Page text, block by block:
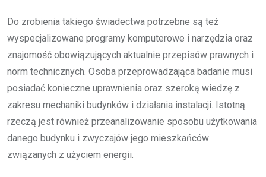
Do zrobienia takiego świadectwa potrzebne są też
wyspecjalizowane programy komputerowe i narzędzia oraz
znajomość obowiązujących aktualnie przepisów prawnych i
norm technicznych. Osoba przeprowadzająca badanie musi
posiadać konieczne uprawnienia oraz szeroką wiedzę z
zakresu mechaniki budynków i działania instalacji. Istotną
rzeczą jest również przeanalizowanie sposobu użytkowania
danego budynku i zwyczajów jego mieszkańców
związanych z użyciem energii.